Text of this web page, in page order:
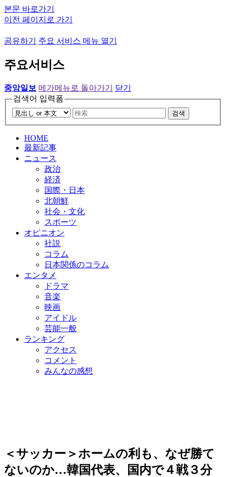
본문 바로가기
이전 페이지로 가기
공유하기 주요 서비스 메뉴 열기
주요서비스
중앙일보 메가메뉴로 돌아가기
닫기
검색어 입력폼
검색
HOME
最新記事
ニュース
政治
経済
国際・日本
北朝鮮
社会・文化
スポーツ
オピニオン
社説
コラム
日本関係のコラム
エンタメ
ドラマ
音楽
映画
アイドル
芸能一般
ランキング
アクセス
コメント
みんなの感想
＜サッカー＞ホームの利も、なぜ勝て
ないのか…韓国代表、国内で４戦３分